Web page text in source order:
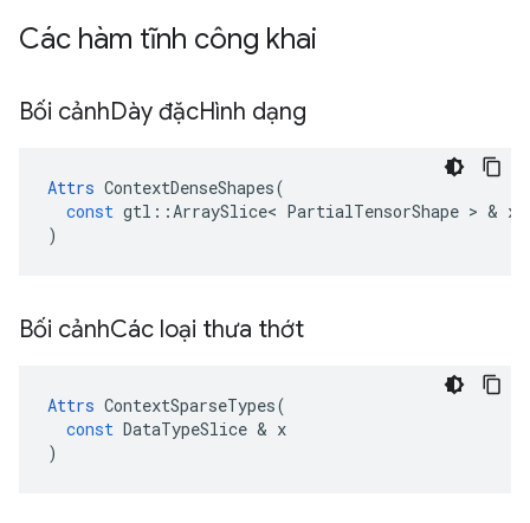
Các hàm tĩnh công khai
Bối cảnhDày đặcHình dạng
Attrs ContextDenseShapes(
const gtl ::ArraySlice< PartialTensorShape > & x
)
Bối cảnhCác loại thưa thớt
Attrs ContextSparseTypes(
const DataTypeSlice & x
)